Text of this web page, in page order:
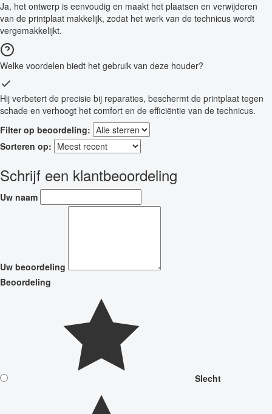
Ja, het ontwerp is eenvoudig en maakt het plaatsen en verwijderen
van de printplaat makkelijk, zodat het werk van de technicus wordt
vergemakkelijkt.
Welke voordelen biedt het gebruik van deze houder?
Hij verbetert de precisie bij reparaties, beschermt de printplaat tegen
schade en verhoogt het comfort en de efficiëntie van de technicus.
Filter op beoordeling:
Sorteren op:
Schrijf een klantbeoordeling
Uw naam
Uw beoordeling
Beoordeling
Slecht